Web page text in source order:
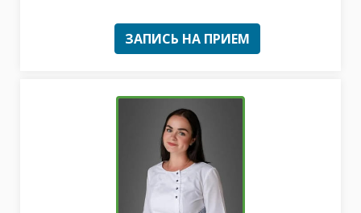
ЗАПИСЬ НА ПРИЕМ